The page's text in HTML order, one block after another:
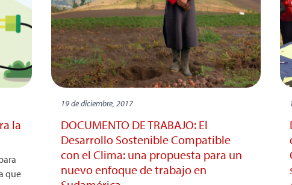
la
que
19 de diciembre, 2017
DOCUMENTO DE TRABAJO: El
Desarrollo Sostenible Compatible
con el Clima: una propuesta para un
nuevo enfoque de trabajo en